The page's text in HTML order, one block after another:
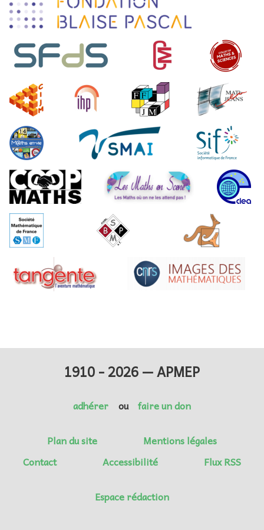
1910 - 2026 — APMEP
adhérer ou faire un don
Plan du site
Mentions légales
Contact
Accessibilité Flux RSS
Espace rédaction